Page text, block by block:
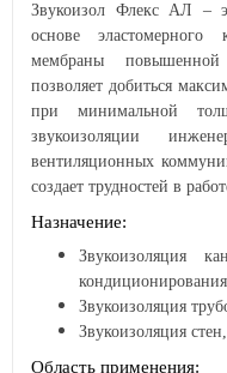
Звукоизол Флекс АЛ –
основе эластомерного
мембраны
позволяет добиться
при минимальной
звукоизоляции
вентиляционных
создает трудностей в
Назначение:
Звукоизоляция
кондиционирования
Звукоизоляция
Звукоизоляция
Область применения: